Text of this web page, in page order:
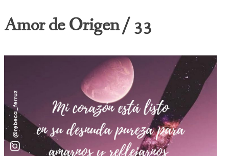
Amor de Origen / 33